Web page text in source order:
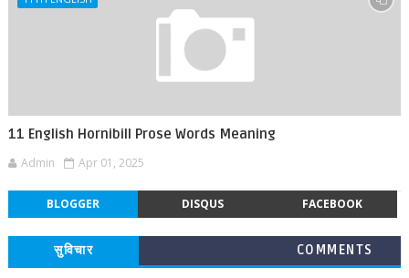
11 English Hornibill Prose Words Meaning
Admin Apr 01, 2025
BLOGGER DISQUS FACEBOOK
सुविचार COMMENTS